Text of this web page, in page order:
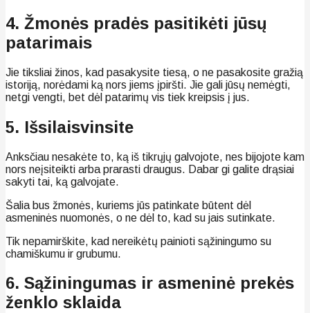
4. Žmonės pradės pasitikėti jūsų
patarimais
Jie tiksliai žinos, kad pasakysite tiesą, o ne pasakosite gražią
istoriją, norėdami ką nors jiems įpiršti. Jie gali jūsų nemėgti,
netgi vengti, bet dėl patarimų vis tiek kreipsis į jus.
5. Išsilaisvinsite
Anksčiau nesakėte to, ką iš tikrųjų galvojote, nes bijojote kam
nors neįsiteikti arba prarasti draugus. Dabar gi galite drąsiai
sakyti tai, ką galvojate.
Šalia bus žmonės, kuriems jūs patinkate būtent dėl
asmeninės nuomonės, o ne dėl to, kad su jais sutinkate.
Tik nepamirškite, kad nereikėtų painioti sąžiningumo su
chamiškumu ir grubumu.
6. Sąžiningumas ir asmeninė prekės
ženklo sklaida